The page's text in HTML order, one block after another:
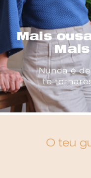
Mais
Nunca é
te
O teu